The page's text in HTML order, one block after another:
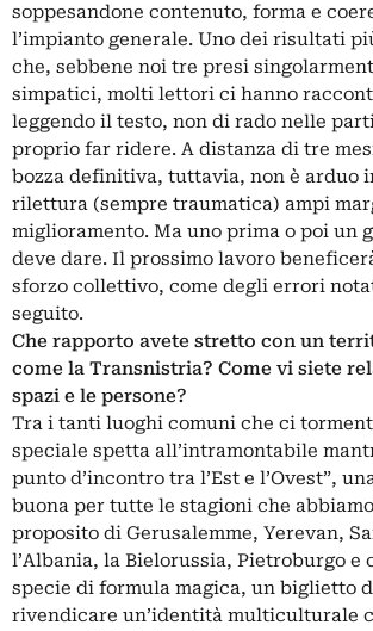
soppesandone contenuto, forma e
l’impianto generale. Uno dei risultati
che, sebbene noi tre presi
simpatici, molti lettori ci hanno
leggendo il testo, non di rado nelle
proprio far ridere. A distanza di tre
bozza definitiva, tuttavia, non è arduo
rilettura (sempre traumatica) ampi
miglioramento. Ma uno prima o poi un
deve dare. Il prossimo lavoro
sforzo collettivo, come degli errori
seguito.
Che rapporto avete stretto con un
come la Transnistria? Come vi siete
spazi e le persone?
Tra i tanti luoghi comuni che ci
speciale spetta all’intramontabile
punto d’incontro tra l’Est e l’Ovest”,
buona per tutte le stagioni che
proposito di Gerusalemme, Yerevan,
l’Albania, la Bielorussia, Pietroburgo e
specie di formula magica, un biglietto
rivendicare un’identità multiculturale